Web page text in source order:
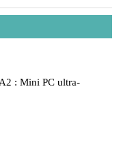
: Mini PC ultra-